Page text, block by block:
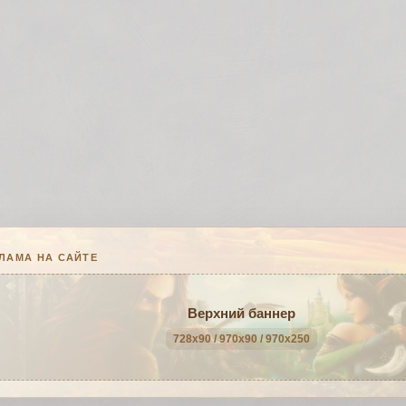
НА САЙТЕ
Верхний баннер
728x90 / 970x90 / 970x250